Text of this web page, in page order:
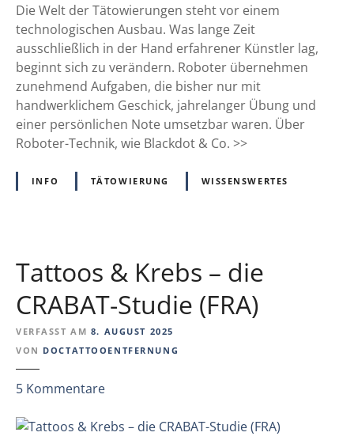
e
R
i
s
i
k
o
v
n
n
o
e
n
o
t
-
T
a
t
t
o
i
e
s
e
M
s
Die Welt der Tätowierungen steht vor einem
technologischen Ausbau. Was lange Zeit
ausschließlich in der Hand erfahrener Künstler lag,
beginnt sich zu verändern. Roboter übernehmen
zunehmend Aufgaben, die bisher nur mit
handwerklichem Geschick, jahrelanger Übung und
einer persönlichen Note umsetzbar waren. Über
Roboter-Technik, wie Blackdot & Co. >>
INFO TÄTOWIERUNG WISSENSWERTES
Tattoos & Krebs – die
CRABAT-Studie (FRA)
VERFASST AM 8. AUGUST 2025
VON DOCTATTOOENTFERNUNG
5 Kommentarez
T